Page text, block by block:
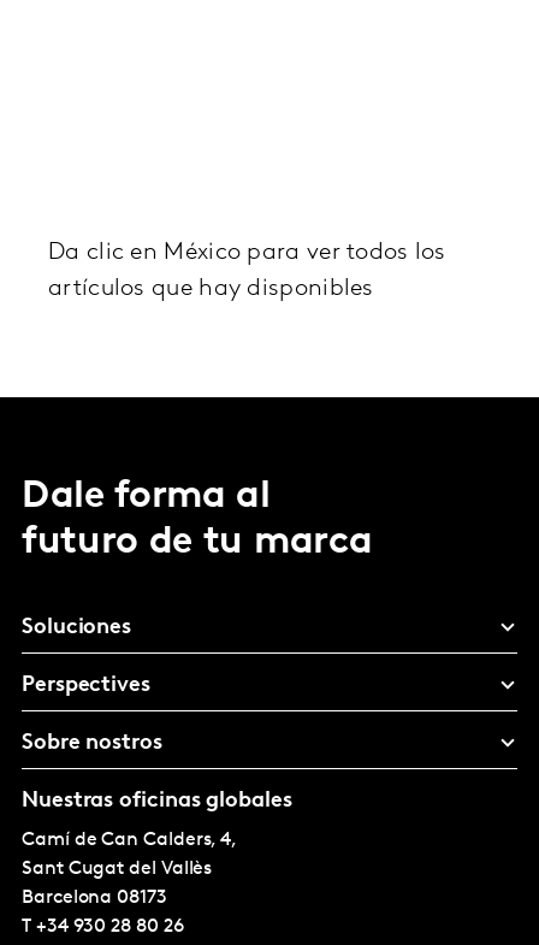
Da clic en México para ver todos los
artículos que hay disponibles
Dale forma al
futuro de tu marca
Soluciones
Perspectives
Sobre nostros
Nuestras oficinas globales
Camí de Can Calders, 4,
Sant Cugat del Vallès
Barcelona 08173
T +34 930 28 80 26